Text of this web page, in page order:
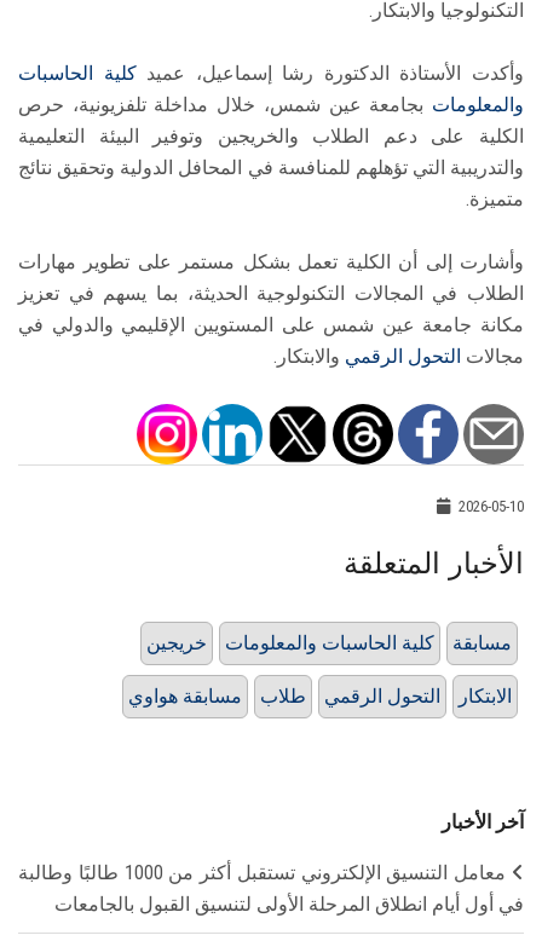
التكنولوجيا والابتكار.
وأكدت الأستاذة الدكتورة رشا إسماعيل، عميدكلية الحاسبات
والمعلومات بجامعة عين شمس، خلال مداخلة تلفزيونية، حرص
الكلية على دعم الطلاب والخريجين وتوفير البيئة التعليمية
والتدريبية التي تؤهلهم للمنافسة في المحافل الدولية وتحقيق نتائج
متميزة.
وأشارت إلى أن الكلية تعمل بشكل مستمر على تطوير مهارات
الطلاب في المجالات التكنولوجية الحديثة، بما يسهم في تعزيز
مكانة جامعة عين شمس على المستويين الإقليمي والدولي في
مجالات التحول الرقمي والابتكار.
2026-05-10
الأخبار المتعلقة
خريجين كلية الحاسبات والمعلومات مسابقة
مسابقة هواوي طلاب التحول الرقمي الابتكار
آخر الأخبار
معامل التنسيق الإلكتروني تستقبل أكثر من 1000 طالبًا وطالبة
في أول أيام انطلاق المرحلة الأولى لتنسيق القبول بالجامعات